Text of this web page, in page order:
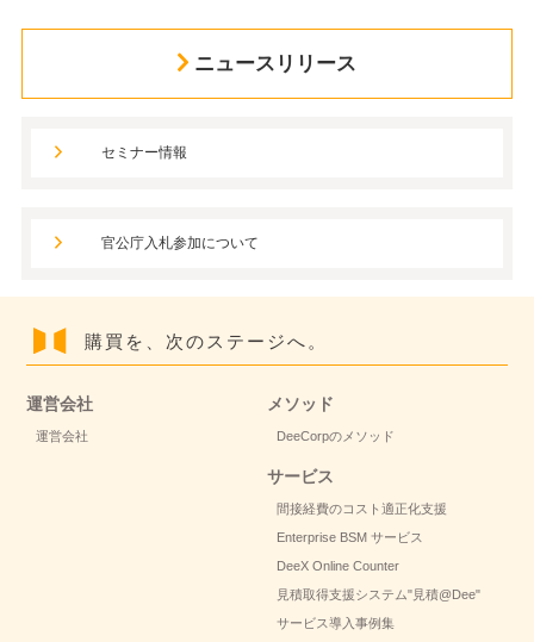
ニュースリリース
セミナー情報
官公庁入札参加について
購買を、次のステージへ。
運営会社
運営会社
メソッド
DeeCorpのメソッド
サービス
間接経費のコスト適正化支援
Enterprise BSM サービス
DeeX Online Counter
見積取得支援システム"見積@Dee"
サービス導入事例集